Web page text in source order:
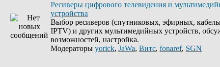
Ресиверы цифрового телевидения и
устройства
Выбор ресиверов (спутниковых, эфирных,
IPTV) и других мультимедийных устройств,
возможностей, настройка.
Модераторы yorick, JaWa, Витс, fonaref, SGN